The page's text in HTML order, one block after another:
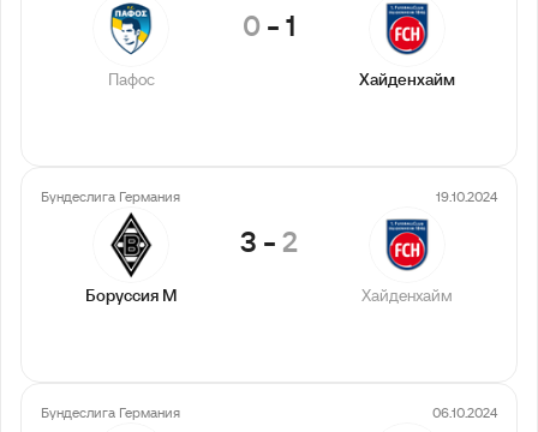
Пафос
0-1
Хайденхайм
Бундеслига Германия 19.10.2024
Боруссия М
3 -2
Хайденхайм
Бундеслига Германия 06.10.2024